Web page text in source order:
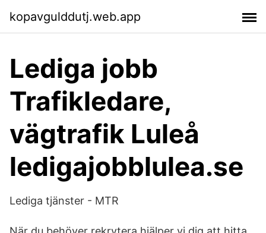
kopavgulddutj.web.app
Lediga jobb
Trafikledare,
vägtrafik Luleå
ledigajobblulea.se
Lediga tjänster - MTR